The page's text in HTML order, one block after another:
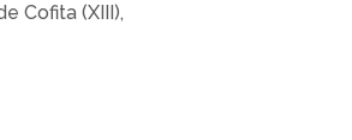
Cofita (XIII),